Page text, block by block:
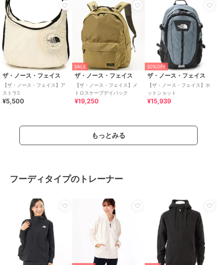
ザ・ノース・フェイス
【ザ・ノース・フェイス】ア
ストラS
¥5,500
SALE
ザ・ノース・フェイス
【ザ・ノース・フェイス】メ
トロスケープデイパック
¥19,250
30%OFF
ザ・ノース・フェイス
【ザ・ノース・フェイス】ホ
ットショット
¥15,939
もっとみる
フーディタイプのトレーナー